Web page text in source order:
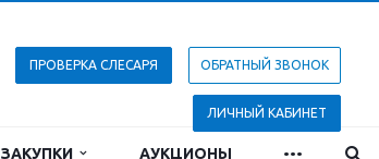
ПРОВЕРКА СЛЕСАРЯ ОБРАТНЫЙ ЗВОНОК
ЛИЧНЫЙ КАБИНЕТ
ЗАКУПКИ АУКЦИОНЫ ...